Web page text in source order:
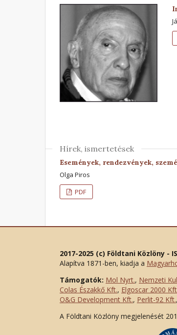
Hírek, ismertetések
Események, rendezvények,
Olga Piros
PDF
2017-2025 (c) Földtani Közlöny -
Alapítva 1871-ben, kiadja a
Támogatók: Mol Nyrt., Nemzeti
Colas Északkő Kft., Elgoscar 2000 Kft
O&G Development Kft., Perlit-92 Kft.,
A Földtani Közlöny megjelenését